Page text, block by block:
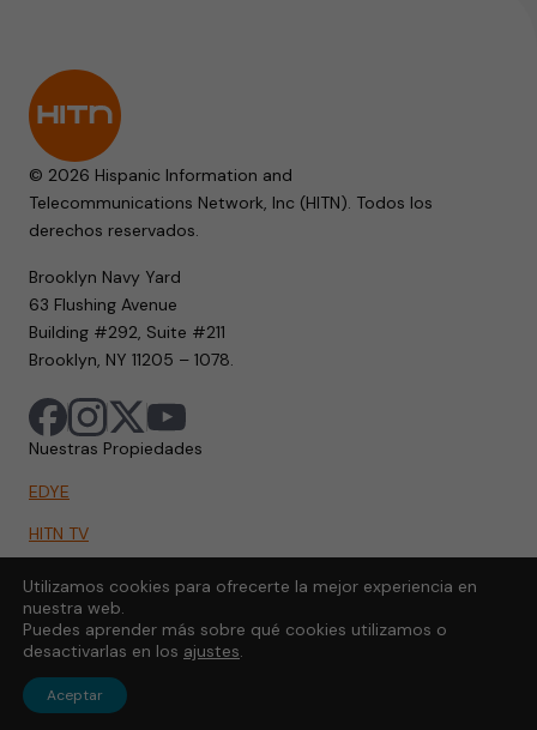
© 2026 Hispanic Information and
Telecommunications Network, Inc (HITN). Todos los
derechos reservados.
Brooklyn Navy Yard
63 Flushing Avenue
Building #292, Suite #211
Brooklyn, NY 11205 – 1078.
Nuestras Propiedades
EDYE
HITN TV
HITN.ORG
HITN GO
Utilizamos cookies para ofrecerte la mejor experiencia en
nuestra web.
Puedes aprender más sobre qué cookies utilizamos o
desactivarlas en los ajustes.
Aceptar